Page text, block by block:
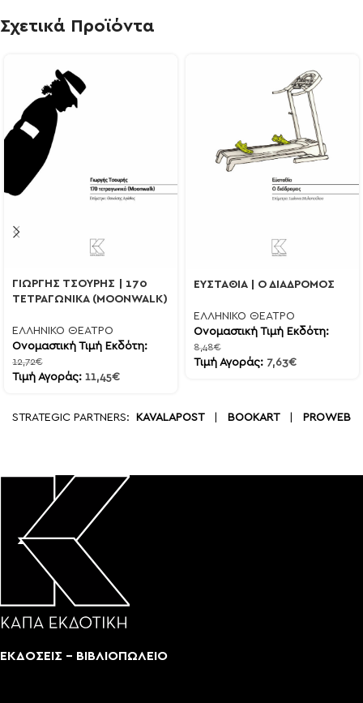
Σχετικά Προϊόντα
ΓΙΩΡΓΗΣ ΤΣΟΥΡΗΣ | 170
ΤΕΤΡΑΓΩΝΙΚΑ (MOONWALK)
ΕΛΛΗΝΙΚΟ ΘΕΑΤΡΟ
Ονομαστική Τιμή Εκδότη:
12,72€
Τιμή Αγοράς: 11,45€
ΕΥΣΤΑΘΙΑ | Ο ΔΙΑΔΡΟΜΟΣ
ΕΛΛΗΝΙΚΟ ΘΕΑΤΡΟ
Ονομαστική Τιμή Εκδότη:
8,48€
Τιμή Αγοράς: 7,63€
STRATEGIC PARTNERS: KAVALAPOST| BOOKART| PROWEB
ΕΚΔΟΣΕΙΣ - ΒΙΒΛΙΟΠΩΛΕΙΟ